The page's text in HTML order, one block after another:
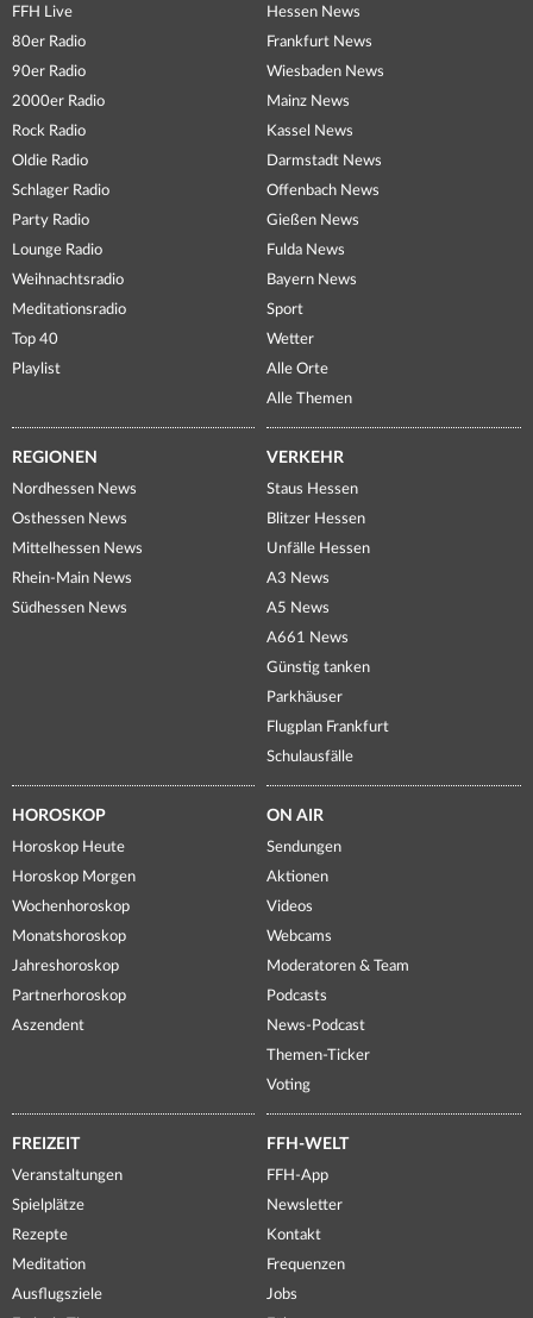
FFH Live
80er Radio
90er Radio
2000er Radio
Rock Radio
Oldie Radio
Schlager Radio
Party Radio
Lounge Radio
Weihnachtsradio
Meditationsradio
Top 40
Playlist
Hessen News
Frankfurt News
Wiesbaden News
Mainz News
Kassel News
Darmstadt News
Offenbach News
Gießen News
Fulda News
Bayern News
Sport
Wetter
Alle Orte
Alle Themen
REGIONEN
Nordhessen News
Osthessen News
Mittelhessen News
Rhein-Main News
Südhessen News
VERKEHR
Staus Hessen
Blitzer Hessen
Unfälle Hessen
A3 News
A5 News
A661 News
Günstig tanken
Parkhäuser
Flugplan Frankfurt
Schulausfälle
HOROSKOP
Horoskop Heute
Horoskop Morgen
Wochenhoroskop
Monatshoroskop
Jahreshoroskop
Partnerhoroskop
Aszendent
ON AIR
Sendungen
Aktionen
Videos
Webcams
Moderatoren & Team
Podcasts
News-Podcast
Themen-Ticker
Voting
FREIZEIT
Veranstaltungen
Spielplätze
Rezepte
Meditation
Ausflugsziele
FFH-WELT
FFH-App
Newsletter
Kontakt
Frequenzen
Jobs